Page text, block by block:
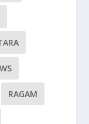
RAGAM